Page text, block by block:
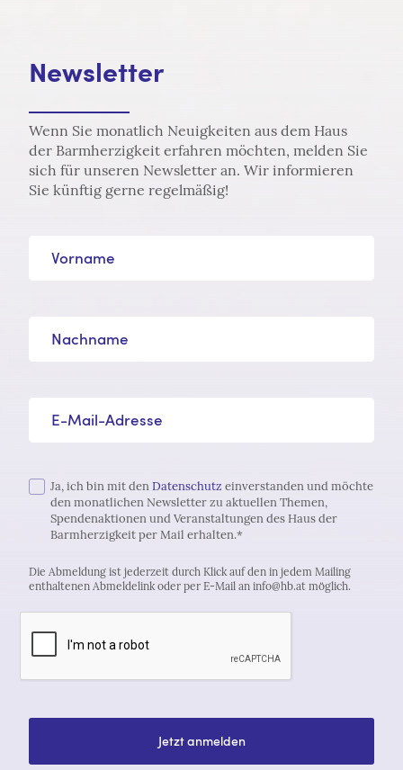
Newsletter
Wenn Sie monatlich Neuigkeiten aus dem Haus
der Barmherzigkeit erfahren möchten, melden Sie
sich für unseren Newsletter an. Wir informieren
Sie künftig gerne regelmäßig!
Ja, ich bin mit denDatenschutz einverstanden und möchte
den monatlichen Newsletter zu aktuellen Themen,
Spendenaktionen und Veranstaltungen des Haus der
Barmherzigkeit per Mail erhalten.*
Die Abmeldung ist jederzeit durch Klick auf den in jedem Mailing
enthaltenen Abmeldelink oder per E-Mail an info@hb.at möglich.
Jetzt anmelden